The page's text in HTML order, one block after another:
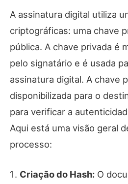
A assinatura digital utiliza
criptográficas: uma chave
pública. A chave privada é
pelo signatário e é usada
assinatura digital. A chave
disponibilizada para o
para verificar a
Aqui está uma visão geral
processo:
Criação do Hash: O